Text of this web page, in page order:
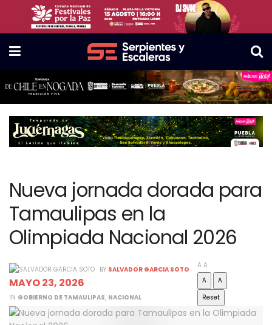
Nueva jornada dorada para
Tamaulipas en la
Olimpiada Nacional 2026
BY SALVADOR GARCIA SOTO
MAYO 23, 2026
IN GOBIERNO DE TAMAULIPAS, NACIONAL
A A
A
A
Reset